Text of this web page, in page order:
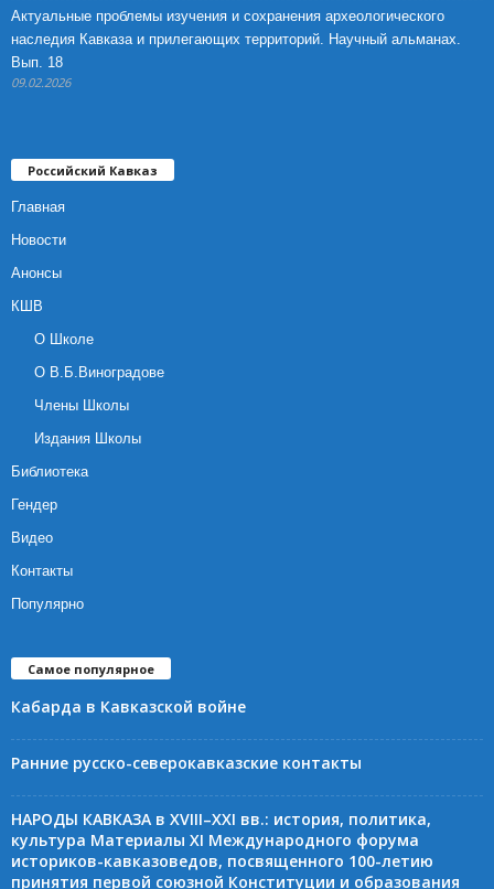
Актуальные проблемы изучения и сохранения археологического
наследия Кавказа и прилегающих территорий. Научный альманах.
Вып. 18
09.02.2026
Российский Кавказ
Главная
Новости
Анонсы
КШВ
О Школе
О В.Б.Виноградове
Члены Школы
Издания Школы
Библиотека
Гендер
Видео
Контакты
Популярно
Самое популярное
Кабарда в Кавказской войне
Ранние русско-северокавказские контакты
НАРОДЫ КАВКАЗА в XVIII–XXI вв.: история, политика,
культура Материалы XI Международного форума
историков-кавказоведов, посвященного 100-летию
принятия первой союзной Конституции и образования